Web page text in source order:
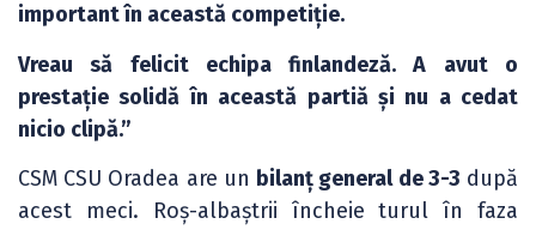
important în această competiție.
Vreau să felicit echipa finlandeză. A avut o
prestație solidă în această partiă și nu a cedat
nicio clipă.”
CSM CSU Oradea are un bilanț general de 3-3 după
acest meci. Roș-albaștrii încheie turul în faza